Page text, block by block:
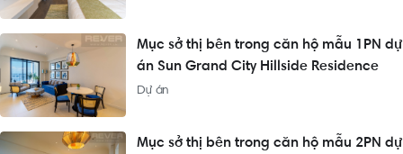
Mục sở thị bên trong căn hộ mẫu 1PN dự
án Sun Grand City Hillside Residence
Dự án
Mục sở thị bên trong căn hộ mẫu 2PN dự